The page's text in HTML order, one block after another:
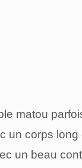
matou
un corps
un beau